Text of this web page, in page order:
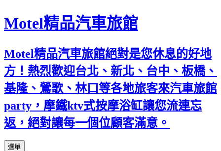
Motel精品汽車旅館
Motel精品汽車旅館絕對是您休息的好地
方！熱烈歡迎台北、新北、台中、板橋、
基隆、鶯歌、林口等各地旅客來汽車旅館
party，摩鐵ktv式按摩浴缸讓您流連忘
返，絕對讓每一個位顧客滿意。
選單